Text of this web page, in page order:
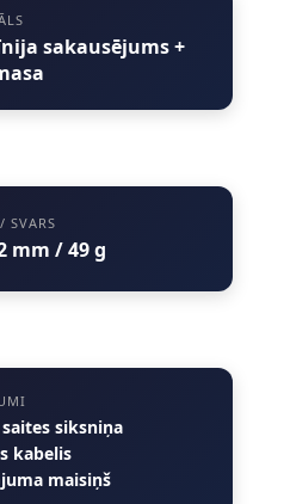
sakausējums +
SVARS
mm / 49 g
saites siksniņa
kabelis
maisiņš